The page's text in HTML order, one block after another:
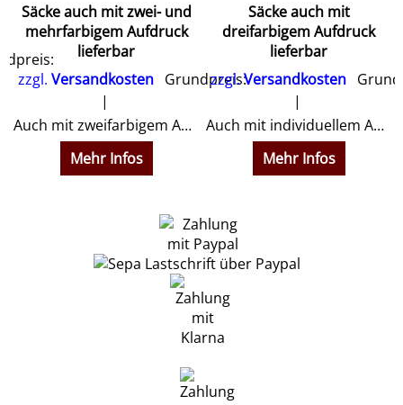
Säcke auch mit zwei- und
mehrfarbigem Aufdruck
lieferbar
zzgl.Versandkosten Grundpreis:
Auch mit zweifarbigem Aufdruck. Preise hier klicken!
Mehr Infos
Säcke auch mit
dreifarbigem Aufdruck
lieferbar
zzgl.Versandkosten
Auch mit individuellem Aufdruck. Preise hier klicken!
Mehr Infos